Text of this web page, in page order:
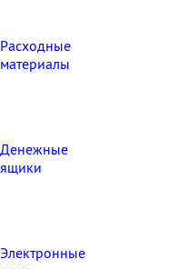
Расходные
материалы
Денежные
ящики
Электронные